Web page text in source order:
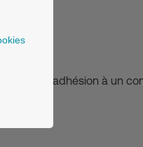
l’adhésion à un